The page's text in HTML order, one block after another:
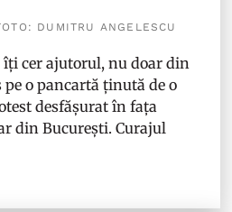
DUMITRU ANGELESCU
îți cer ajutorul, nu doar din
pe o pancartă ținută de o
desfășurat în fața
din București. Curajul